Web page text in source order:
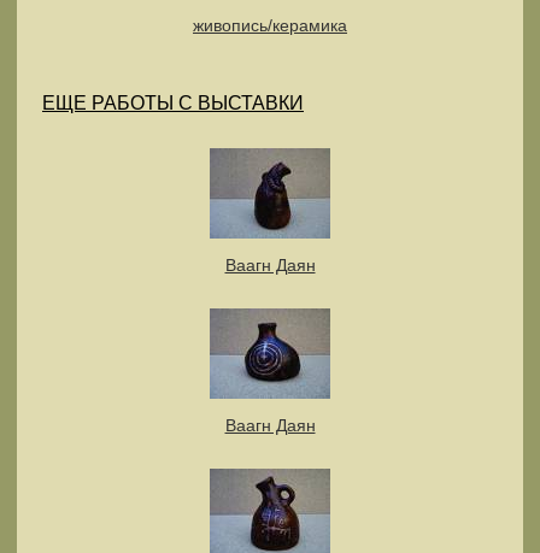
живопись/керамика
ЕЩЕ РАБОТЫ С ВЫСТАВКИ
Ваагн Даян
Ваагн Даян